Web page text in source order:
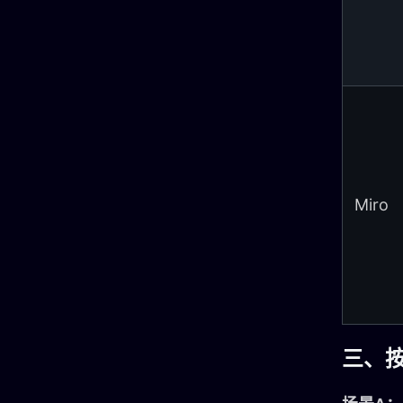
Miro
三、